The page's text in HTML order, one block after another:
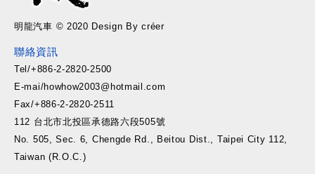
明龍汽車 © 2020 Design By créer
聯絡資訊
Tel/+886-2-2820-2500
E-mai/howhow2003@hotmail.com
Fax/+886-2-2820-2511
112 台北市北投區承德路六段505號
No. 505, Sec. 6, Chengde Rd., Beitou Dist., Taipei City 112,
Taiwan (R.O.C.)